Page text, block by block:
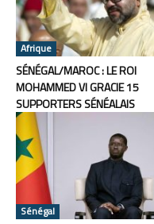
Afrique
SÉNÉGAL/MAROC : LE ROI
MOHAMMED VI GRACIE 15
SUPPORTERS SÉNÉALAIS
Sénégal